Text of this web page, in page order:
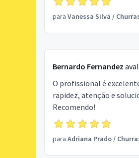
para Vanessa Silva /
Bernardo Fernandez
O profissional é
rapidez, atenção e
Recomendo!
para Adriana Prado/